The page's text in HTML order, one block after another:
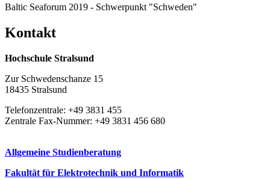
Baltic Seaforum 2019 - Schwerpunkt "Schweden"
Kon­takt
Hochschule Stralsund
Zur Schwedenschanze 15
18435 Stralsund
Telefonzentrale: +49 3831 455
Zentrale Fax-Nummer: +49 3831 456 680
Allgemeine Studienberatung
Fakultät für Elektrotechnik und Informatik